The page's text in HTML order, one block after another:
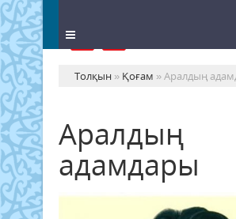
Толқын » Қоғам » Аралдың
Аралдың
адамдары